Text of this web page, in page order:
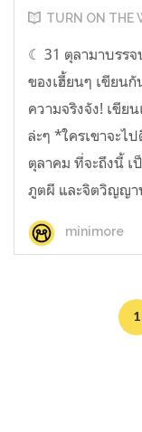
TURN ON THE
☾ 31 ตุลามาบรรจ
ของเฮี้ยนๆ เขียน
ความจริงจัง! เขีย
ล่ะๆ *ใครเขาจะไ
ตุลาคม ที่จะถึงนี้ เ
ภูตผี และจิตวิญญา
minimore
1